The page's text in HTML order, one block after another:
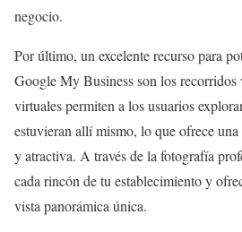
negocio.
Por último, un excelente recurso para
Google My Business son los recorridos
virtuales permiten a los usuarios
estuvieran allí mismo, lo que ofrece
y atractiva. A través de la fotografía
cada rincón de tu establecimiento y
vista panorámica única.